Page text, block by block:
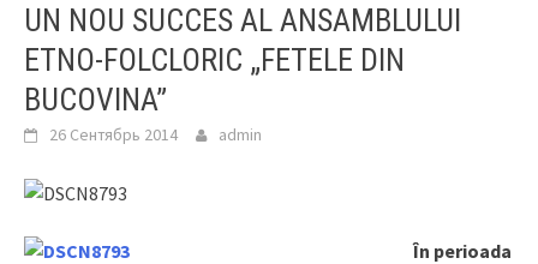
UN NOU SUCCES AL ANSAMBLULUI
ETNO-FOLCLORIC „FETELE DIN
BUCOVINA”
26 Сентябрь 2014 admin
În perioada